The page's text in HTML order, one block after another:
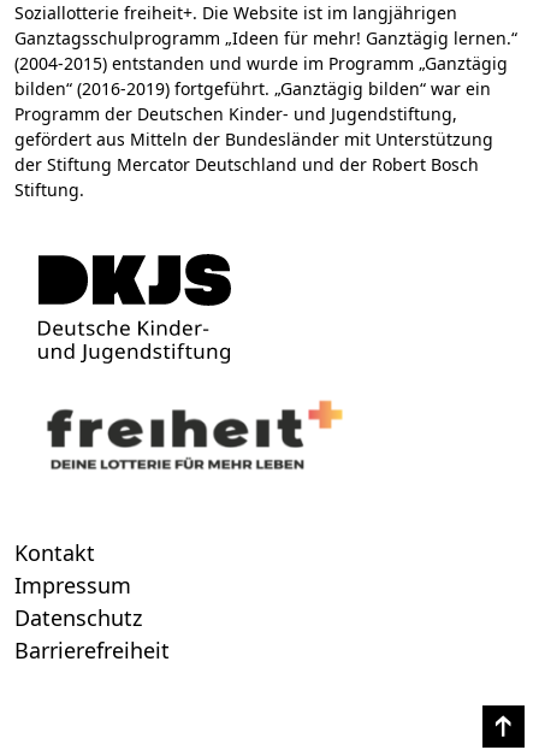
Soziallotterie freiheit+. Die Website ist im langjährigen
Ganztagsschulprogramm „Ideen für mehr! Ganztägig lernen.“
(2004-2015) entstanden und wurde im Programm „Ganztägig
bilden“ (2016-2019) fortgeführt. „Ganztägig bilden“ war ein
Programm der Deutschen Kinder- und Jugendstiftung,
gefördert aus Mitteln der Bundesländer mit Unterstützung
der Stiftung Mercator Deutschland und der Robert Bosch
Stiftung.
Kontakt
Impressum
Datenschutz
Barrierefreiheit